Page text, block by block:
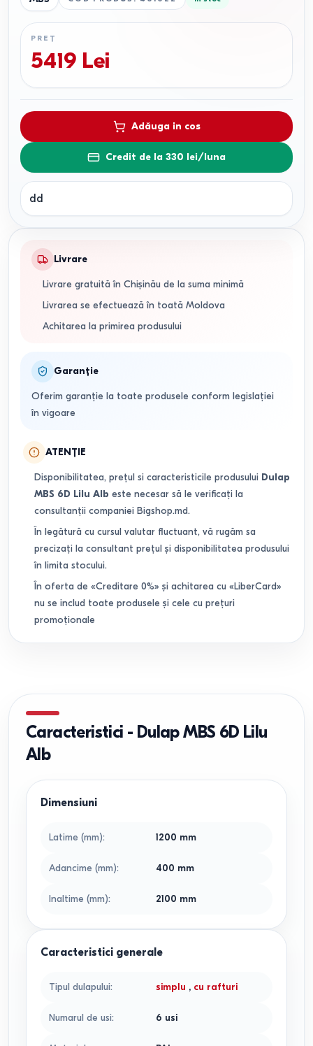
PREȚ
5419 Lei
Adăuga in cos
Credit de la 330 lei/luna
dd
Livrare
Livrare gratuită în Chișinău de la suma minimă
Livrarea se efectuează în toată Moldova
Achitarea la primirea produsului
Garanție
Oferim garanție la toate produsele conform legislației
în vigoare
ATENȚIE
Disponibilitatea, prețul si caracteristicile produsului Dulap
MBS 6D Lilu Alb este necesar să le verificați la
consultanții companiei Bigshop.md.
În legătură cu cursul valutar fluctuant, vă rugăm sa
precizați la consultant prețul și disponibilitatea produsului
în limita stocului.
În oferta de «Creditare 0%» și achitarea cu «LiberCard»
nu se includ toate produsele și cele cu prețuri
promoționale
Caracteristici - Dulap MBS 6D Lilu
Alb
Dimensiuni
Latime (mm): 1200 mm
Adancime (mm): 400 mm
Inaltime (mm): 2100 mm
Caracteristici generale
Tipul dulapului: simplu , cu rafturi
Numarul de usi: 6 usi